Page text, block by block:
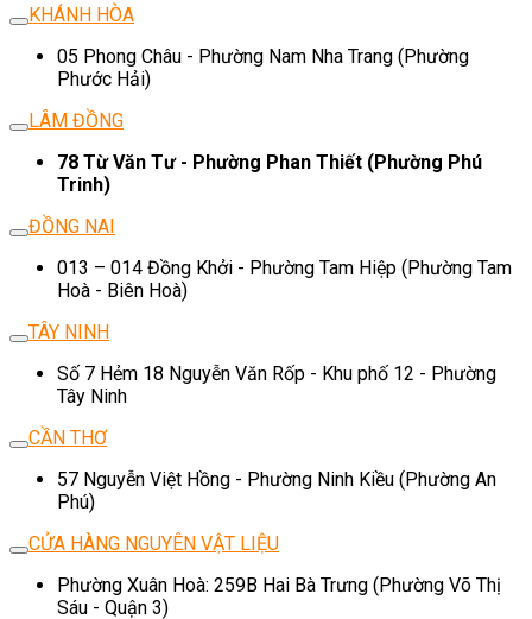
KHÁNH HÒA
05 Phong Châu - Phường Nam Nha Trang (Phường
Phước Hải)
LÂM ĐỒNG
78 Từ Văn Tư - Phường Phan Thiết (Phường Phú
Trinh)
ĐỒNG NAI
013 – 014 Đồng Khởi - Phường Tam Hiệp (Phường Tam
Hoà - Biên Hoà)
TÂY NINH
Số 7 Hẻm 18 Nguyễn Văn Rốp - Khu phố 12 - Phường
Tây Ninh
CẦN THƠ
57 Nguyễn Việt Hồng - Phường Ninh Kiều (Phường An
Phú)
CỬA HÀNG NGUYÊN VẬT LIỆU
Phường Xuân Hoà: 259B Hai Bà Trưng (Phường Võ Thị
Sáu - Quận 3)